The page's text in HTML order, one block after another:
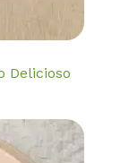
Delicioso